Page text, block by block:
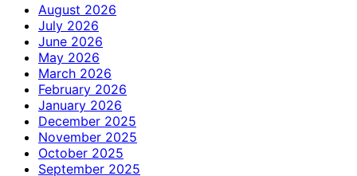
August 2026
July 2026
June 2026
May 2026
March 2026
February 2026
January 2026
December 2025
November 2025
October 2025
September 2025